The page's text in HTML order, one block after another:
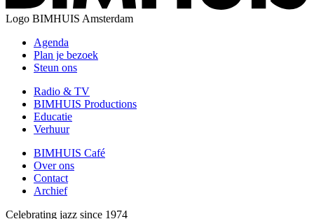
Logo BIMHUIS Amsterdam
Agenda
Plan je bezoek
Steun ons
Radio & TV
BIMHUIS Productions
Educatie
Verhuur
BIMHUIS Café
Over ons
Contact
Archief
Celebrating jazz since 1974